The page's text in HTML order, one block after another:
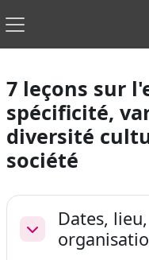
Pannello laterale
7 leçons sur
spécificité,
diversité
société
Schema della
Minimizza
Dates, lieu,